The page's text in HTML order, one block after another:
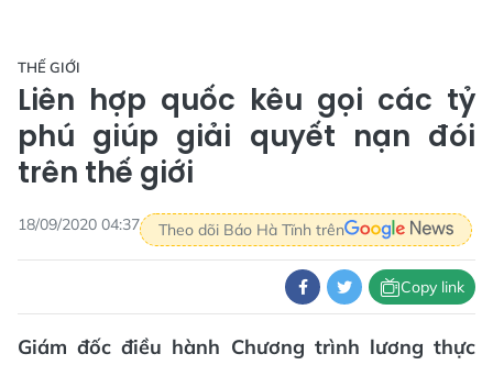
THẾ GIỚI
Liên hợp quốc kêu gọi các tỷ
phú giúp giải quyết nạn đói
trên thế giới
18/09/2020 04:37 Theo dõi Báo Hà Tĩnh trên
Copy link
Giám đốc điều hành Chương trình lương thực